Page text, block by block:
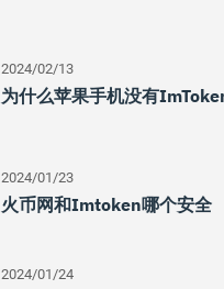
2024/02/13
为什么苹果手机没有
2024/01/23
火币网和imtoken哪个安全
2024/01/24